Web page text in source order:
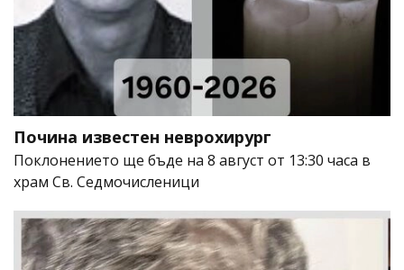
Почина известен неврохирург
Поклонението ще бъде на 8 август от 13:30 часа в
храм Св. Седмочисленици